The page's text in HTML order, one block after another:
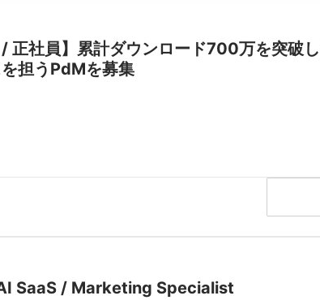
正社員】累計ダウンロード700万を突破
を担うPdMを募集
SaaS / Marketing Specialist